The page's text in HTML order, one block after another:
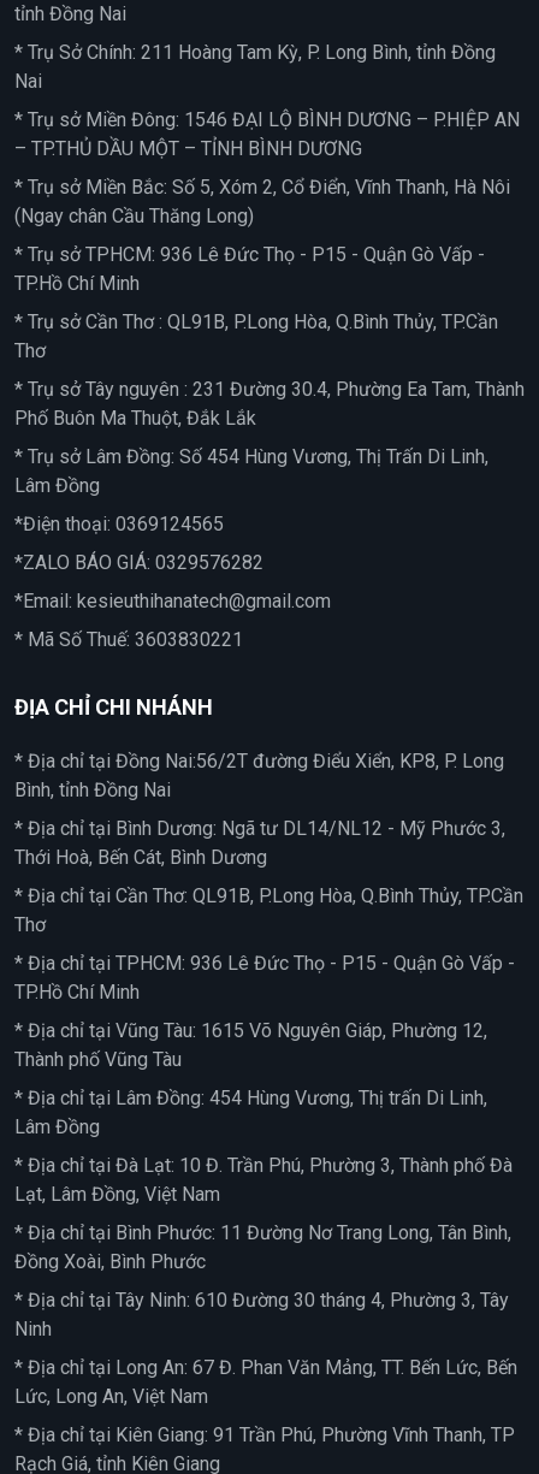
tỉnh Đồng Nai
* Trụ Sở Chính: 211 Hoàng Tam Kỳ, P. Long Bình, tỉnh Đồng
Nai
* Trụ sở Miền Đông: 1546 ĐẠI LỘ BÌNH DƯƠNG – P.HIỆP AN
– TP.THỦ DẦU MỘT – TỈNH BÌNH DƯƠNG
* Trụ sở Miền Bắc: Số 5, Xóm 2, Cổ Điển, Vĩnh Thanh, Hà Nôi
(Ngay chân Cầu Thăng Long)
* Trụ sở TPHCM: 936 Lê Đức Thọ - P15 - Quận Gò Vấp -
TP.Hồ Chí Minh
* Trụ sở Cần Thơ : QL91B, P.Long Hòa, Q.Bình Thủy, TP.Cần
Thơ
* Trụ sở Tây nguyên : 231 Đường 30.4, Phường Ea Tam, Thành
Phố Buôn Ma Thuột, Đắk Lắk
* Trụ sở Lâm Đồng: Số 454 Hùng Vương, Thị Trấn Di Linh,
Lâm Đồng
*Điện thoại: 0369124565
*ZALO BÁO GIÁ: 0329576282
*Email: kesieuthihanatech@gmail.com
* Mã Số Thuế: 3603830221
ĐỊA CHỈ CHI NHÁNH
* Địa chỉ tại Đồng Nai:56/2T đường Điểu Xiển, KP8, P. Long
Bình, tỉnh Đồng Nai
* Địa chỉ tại Bình Dương: Ngã tư DL14/NL12 - Mỹ Phước 3,
Thới Hoà, Bến Cát, Bình Dương
* Địa chỉ tại Cần Thơ: QL91B, P.Long Hòa, Q.Bình Thủy, TP.Cần
Thơ
* Địa chỉ tại TPHCM: 936 Lê Đức Thọ - P15 - Quận Gò Vấp -
TP.Hồ Chí Minh
* Địa chỉ tại Vũng Tàu: 1615 Võ Nguyên Giáp, Phường 12,
Thành phố Vũng Tàu
* Địa chỉ tại Lâm Đồng: 454 Hùng Vương, Thị trấn Di Linh,
Lâm Đồng
* Địa chỉ tại Đà Lạt: 10 Đ. Trần Phú, Phường 3, Thành phố Đà
Lạt, Lâm Đồng, Việt Nam
* Địa chỉ tại Bình Phước: 11 Đường Nơ Trang Long, Tân Bình,
Đồng Xoài, Bình Phước
* Địa chỉ tại Tây Ninh: 610 Đường 30 tháng 4, Phường 3, Tây
Ninh
* Địa chỉ tại Long An: 67 Đ. Phan Văn Mảng, TT. Bến Lức, Bến
Lức, Long An, Việt Nam
* Địa chỉ tại Kiên Giang: 91 Trần Phú, Phường Vĩnh Thanh, TP
Rạch Giá, tỉnh Kiên Giang